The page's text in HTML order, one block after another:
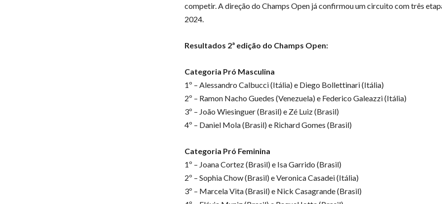
competir. A direção do Champs Open já confirmou um circuito com três
2024.
Resultados 2ª edição do Champs Open:
Categoria Pró Masculina
1º – Alessandro Calbucci (Itália) e Diego Bollettinari (Itália)
2º – Ramon Nacho Guedes (Venezuela) e Federico Galeazzi (Itália)
3º – João Wiesinguer (Brasil) e Zé Luiz (Brasil)
4º – Daniel Mola (Brasil) e Richard Gomes (Brasil)
Categoria Pró Feminina
1º – Joana Cortez (Brasil) e Isa Garrido (Brasil)
2º – Sophia Chow (Brasil) e Veronica Casadei (Itália)
3º – Marcela Vita (Brasil) e Nick Casagrande (Brasil)